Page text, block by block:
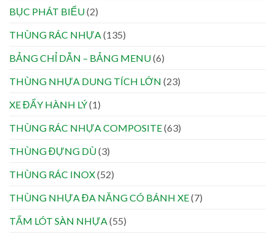
BỤC PHÁT BIỂU(2)
THÙNG RÁC NHỰA (135)
BẢNG CHỈ DẪN – BẢNG MENU(6)
THÙNG NHỰA DUNG TÍCH LỚN (23)
XE ĐẨY HÀNH LÝ(1)
THÙNG RÁC NHỰA COMPOSITE(63)
THÙNG ĐỰNG DÙ(3)
THÙNG RÁC INOX(52)
THÙNG NHỰA ĐA NĂNG CÓ BÁNH XE(7)
TẤM LÓT SÀN NHỰA (55)